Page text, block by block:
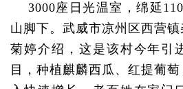
3000座日光温室，绵延
山脚下。武威市凉州区西营
菊婷介绍，这是该村今年引
目，种植麒麟西瓜、红提葡